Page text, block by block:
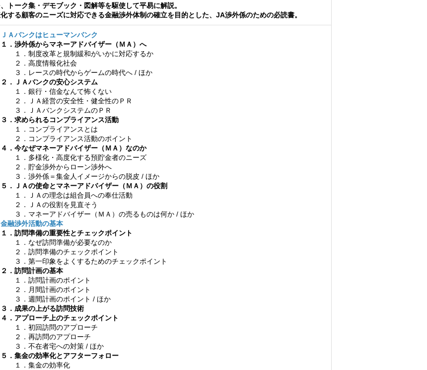
トーク集・デモブック・図解等を駆使して平易に解説。
する顧客のニーズに対応できる金融渉外体制の確立を目的とした、JA渉外係のための必読書。
ＪＡバンクはヒューマンバンク
渉外係からマネーアドバイザー（ＭＡ）へ
制度改革と規制緩和がいかに対応するか
高度情報化社会
レースの時代からゲームの時代へ / ほか
ＪＡバンクの安心システム
銀行・信金なんて怖くない
ＪＡ経営の安全性・健全性のＰＲ
ＪＡバンクシステムのＰＲ
求められるコンプライアンス活動
コンプライアンスとは
コンプライアンス活動のポイント
今なぜマネーアドバイザー（ＭＡ）なのか
多様化・高度化する預貯金者のニーズ
貯金渉外からローン渉外へ
渉外係＝集金人イメージからの脱皮 / ほか
ＪＡの使命とマネーアドバイザー（ＭＡ）の役割
ＪＡの理念は組合員への奉仕活動
ＪＡの役割を見直そう
マネーアドバイザー（ＭＡ）の売るものは何か / ほか
金融渉外活動の基本
訪問準備の重要性とチェックポイント
なぜ訪問準備が必要なのか
訪問準備のチェックポイント
第一印象をよくするためのチェックポイント
訪問計画の基本
訪問計画のポイント
月間計画のポイント
週間計画のポイント / ほか
成果の上がる訪問技術
アプローチ上のチェックポイント
初回訪問のアプローチ
再訪問のアプローチ
不在者宅への対策 / ほか
集金の効率化とアフターフォロー
集金の効率化